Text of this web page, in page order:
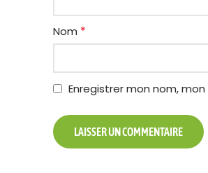
Nom *
Enregistrer mon nom,